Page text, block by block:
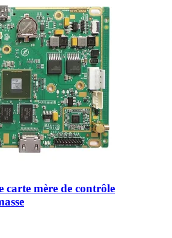
carte mère de contrôle